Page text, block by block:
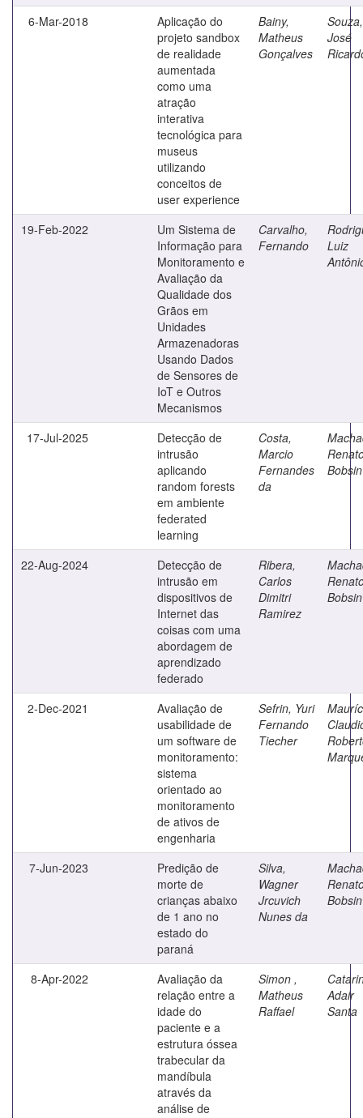
6-Mar-2018
Aplicação do
projeto sandbox
de realidade
aumentada
como uma
atração
interativa
tecnológica para
museus
utilizando
conceitos de
user experience
Bainy,
Matheus
Gonçalves
Souza,
José
19-Feb-2022
Um Sistema de
Informação para
Monitoramento e
Avaliação da
Qualidade dos
Grãos em
Unidades
Armazenadoras
Usando Dados
de Sensores de
IoT e Outros
Mecanismos
Carvalho,
Fernando
Luiz
17-Jul-2025
Detecção de
intrusão
aplicando
random forests
em ambiente
federated
learning
Costa,
Marcio
Fernandes
da
Bobsin
22-Aug-2024
Detecção de
intrusão em
dispositivos de
Internet das
coisas com uma
abordagem de
aprendizado
federado
Ribera,
Carlos
Dimitri
Ramirez
Bobsin
2-Dec-2021
Avaliação de
usabilidade de
um software de
monitoramento:
sistema
orientado ao
monitoramento
de ativos de
engenharia
Sefrin, Yuri
Fernando
Tiecher
7-Jun-2023
Predição de
morte de
crianças abaixo
de 1 ano no
estado do
paraná
Silva,
Wagner
Jrcuvich
Nunes da
Bobsin
8-Apr-2022
Avaliação da
relação entre a
idade do
paciente e a
estrutura óssea
trabecular da
mandíbula
através da
análise de
Simon ,
Matheus
Raffael
Adair
Santa